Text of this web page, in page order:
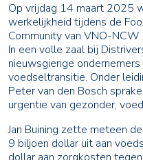
Op vrijdag 14 maart 2025
werkelijkheid tijdens de
Community van VNO-NCW
In een volle zaal bij
nieuwsgierige
voedseltransitie. Onder
Peter van den Bosch
urgentie van gezonder,
Jan Buining zette meteen
9 biljoen dollar uit aan